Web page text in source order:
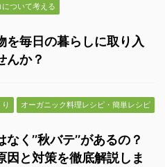
ついて考える
を毎日の暮らしに取り入
んか？
オーガニック料理レシピ・簡単レシピ
く’’秋バテ’’があるの？
因と対策を徹底解説しま